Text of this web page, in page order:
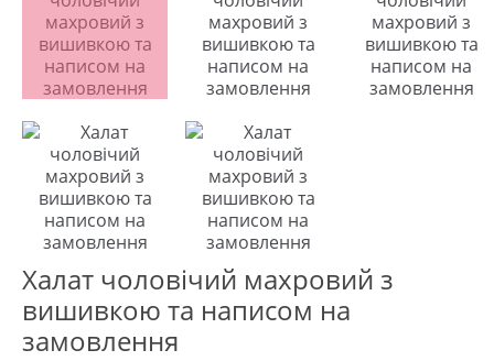
Халат чоловічий махровий з
вишивкою та написом на
замовлення